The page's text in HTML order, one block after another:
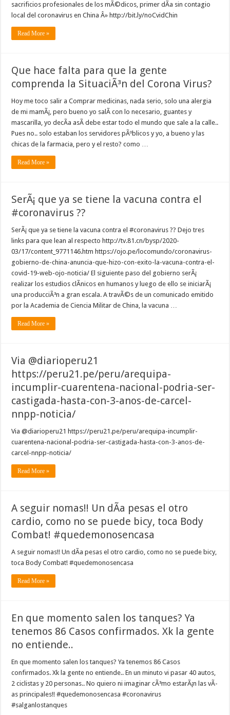
sacrificios profesionales de los mÃ©dicos, primer dÃ­a sin contagio
local del coronavirus en China Â» http://bit.ly/noCvidChin
Read More »
Que hace falta para que la gente
comprenda la SituaciÃ³n del Corona Virus?
Hoy me toco salir a Comprar medicinas, nada serio, solo una alergia
de mi mamÃ¡, pero bueno yo salÃ­ con lo necesario, guantes y
mascarilla, yo decÃ­a asÃ­ debe estar todo el mundo que sale a la calle..
Pues no.. solo estaban los servidores pÃºblicos y yo, a bueno y las
chicas de la farmacia, pero y el resto? como …
Read More »
SerÃ¡ que ya se tiene la vacuna contra el
#coronavirus ??
SerÃ¡ que ya se tiene la vacuna contra el #coronavirus ?? Dejo tres
links para que lean al respecto http://tv.81.cn/bysp/2020-
03/17/content_9771146.htm https://ojo.pe/locomundo/coronavirus-
gobierno-de-china-anuncia-que-hizo-con-exito-la-vacuna-contra-el-
covid-19-web-ojo-noticia/ El siguiente paso del gobierno serÃ¡
realizar los estudios clÃ­nicos en humanos y luego de ello se iniciarÃ¡
una producciÃ³n a gran escala. A travÃ©s de un comunicado emitido
por la Academia de Ciencia Militar de China, la vacuna …
Read More »
Via @diarioperu21
https://peru21.pe/peru/arequipa-
incumplir-cuarentena-nacional-podria-ser-
castigada-hasta-con-3-anos-de-carcel-
nnpp-noticia/
Via @diarioperu21 https://peru21.pe/peru/arequipa-incumplir-
cuarentena-nacional-podria-ser-castigada-hasta-con-3-anos-de-
carcel-nnpp-noticia/
Read More »
A seguir nomas!! Un dÃ­a pesas el otro
cardio, como no se puede bicy, toca Body
Combat! #quedemonosencasa
A seguir nomas!! Un dÃ­a pesas el otro cardio, como no se puede bicy,
toca Body Combat! #quedemonosencasa
Read More »
En que momento salen los tanques? Ya
tenemos 86 Casos confirmados. Xk la gente
no entiende..
En que momento salen los tanques? Ya tenemos 86 Casos
confirmados. Xk la gente no entiende.. En un minuto vi pasar 40 autos,
2 ciclistas y 20 personas.. No quiero ni imaginar cÃ³mo estarÃ¡n las vÃ­
as principales!! #quedemonosencasa #coronavirus
#salganlostanques